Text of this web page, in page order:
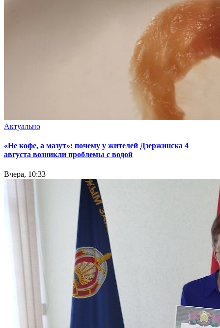
Актуально
«Не кофе, а мазут»: почему у жителей Дзержинска 4
августа возникли проблемы с водой
Вчера, 10:33